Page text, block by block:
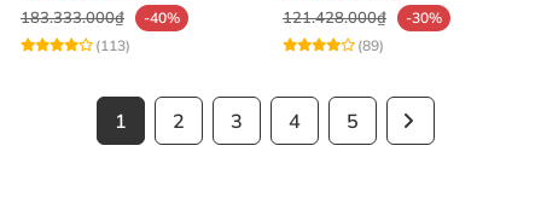
183.333.000₫
-40%
(113)
121.428.000₫
-30%
(89)
1 2 3 4 5